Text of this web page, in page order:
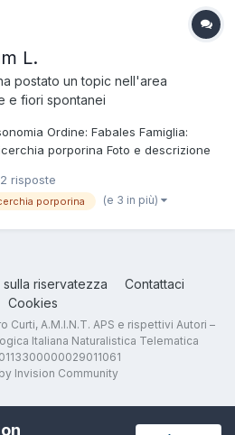
L.
postato un topic nell'area
e fiori spontanei
Ordine: Fabales Famiglia:
porporina Foto e descrizione
molto ramificati alla base con ali
di colore verde so...
risposte
porporina (e 3 in più)
sulla riservatezza
Contattaci
Cookies
Curti, A.M.I.N.T. APS e rispettivi Autori –
Italiana Naturalistica Telematica
Invision Community